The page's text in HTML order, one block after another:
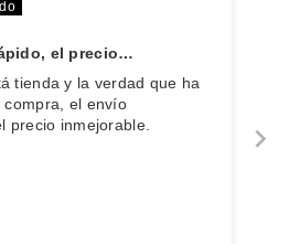
el precio
tienda y la verdad que ha
compra, el envío
precio inmejorable.